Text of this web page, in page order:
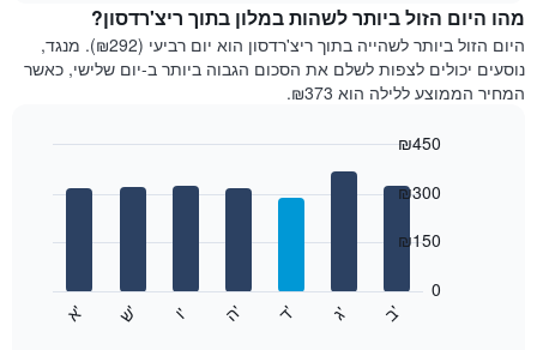
מחיר
הממוצע
של
חדר
בכל
התרשים
חודשים.
מהו היום הזול ביותר לשהות במלון בתוך ריצ'רדסון?
היום הזול ביותר לשהייה בתוך ריצ'רדסון הוא יום רביעי (₪292). מנגד,
נוסעים יכולים לצפות לשלם את הסכום הגבוה ביותר ב-יום שלישי, כאשר
המחיר הממוצע ללילה הוא ₪373.
התרשים
ב
' ג
' ד
' ה
' ו
' ש
' א
'
0
₪150
₪300
₪450